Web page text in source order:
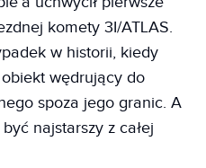
komety 3I/ATLAS.
w historii, kiedy
wędrujący do
spoza jego granic. A
najstarszy z całej